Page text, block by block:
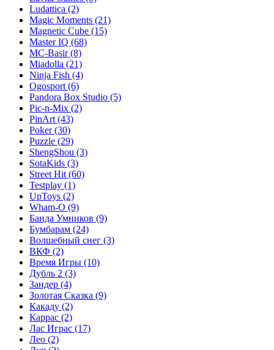
Ludattica (2)
Magic Moments (21)
Magnetic Cube (15)
Master IQ (68)
MC-Basir(8)
Miadolla (21)
Ninja Fish (4)
Ogosport (6)
Pandora Box Studio (5)
Pic-n-Mix (2)
PinArt (43)
Poker(30)
Puzzle (29)
ShengShou (3)
SotaKids (3)
Street Hit (60)
Testplay (1)
UpToys (2)
Wham-O (9)
Банда Умников (9)
Бумбарам (24)
Волшебный снег (3)
ВКФ (2)
Время Игры (10)
Дубль 2 (3)
Зандер (4)
Золотая Сказка (9)
Какаду (2)
Каррас (2)
Лас Играс (17)
Лео (2)